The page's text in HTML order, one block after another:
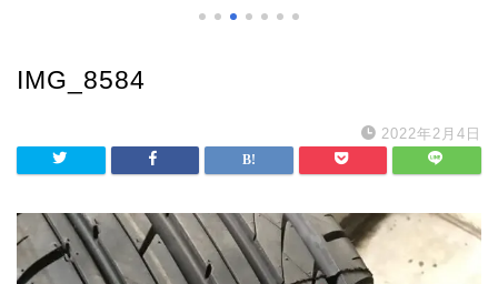
IMG_8584
2022年2月4日